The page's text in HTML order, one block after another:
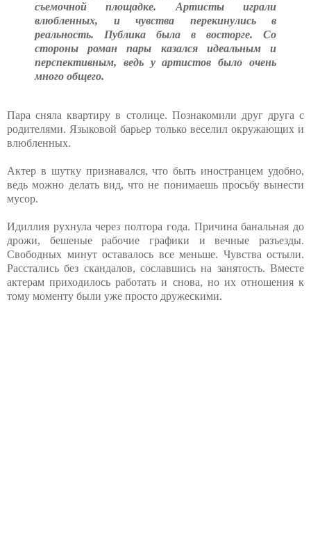
съемочной площадке. Артисты играли
влюбленных, и чувства перекинулись в
реальность. Публика была в восторге. Со
стороны роман пары казался идеальным и
перспективным, ведь у артистов было очень
много общего.
Пара сняла квартиру в столице. Познакомили друг друга с
родителями. Языковой барьер только веселил окружающих и
влюбленных.
Актер в шутку признавался, что быть иностранцем удобно,
ведь можно делать вид, что не понимаешь просьбу вынести
мусор.
Идиллия рухнула через полтора года. Причина банальная до
дрожи, бешеные рабочие графики и вечные разъезды.
Свободных минут оставалось все меньше. Чувства остыли.
Расстались без скандалов, сославшись на занятость. Вместе
актерам приходилось работать и снова, но их отношения к
тому моменту были уже просто дружескими.